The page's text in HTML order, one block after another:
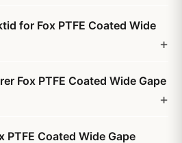
for Fox PTFE Coated Wide
Fox PTFE Coated Wide Gape
PTFE Coated Wide Gape